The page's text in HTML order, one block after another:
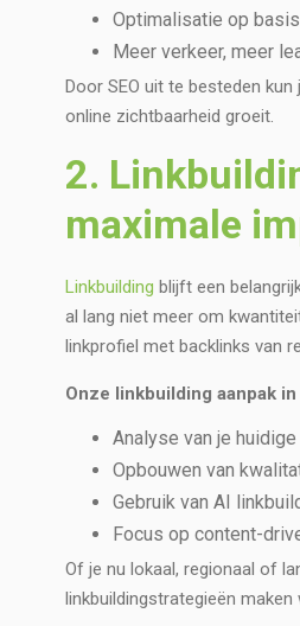
Optimalisatie op
Meer verkeer, meer
Door SEO uit te besteden
online zichtbaarheid groeit.
2.
maximale
Linkbuilding blijft een
al lang niet meer om
linkprofiel met backlinks van
Onze linkbuilding aanpak
Analyse van je
Opbouwen van
Gebruik van AI
Focus op content-
Of je nu lokaal, regionaal of
linkbuildingstrategieën